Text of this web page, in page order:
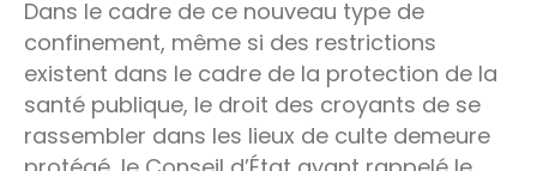
Dans le cadre de ce nouveau type de
confinement, même si des restrictions
existent dans le cadre de la protection de la
santé publique, le droit des croyants de se
rassembler dans les lieux de culte demeure